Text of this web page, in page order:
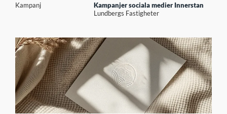
Kampanj
Kampanjer sociala medier Innerstan
Lundbergs Fastigheter